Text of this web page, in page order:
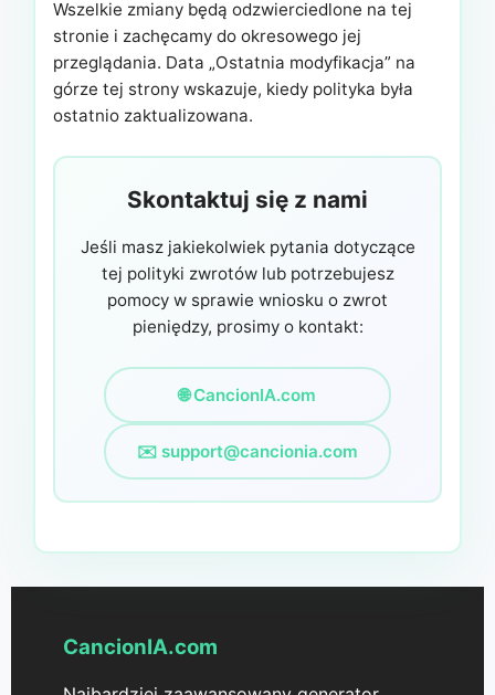
Wszelkie zmiany będą odzwierciedlone na tej
stronie i zachęcamy do okresowego jej
przeglądania. Data „Ostatnia modyfikacja” na
górze tej strony wskazuje, kiedy polityka była
ostatnio zaktualizowana.
Skontaktuj się z nami
Jeśli masz jakiekolwiek pytania dotyczące
tej polityki zwrotów lub potrzebujesz
pomocy w sprawie wniosku o zwrot
pieniędzy, prosimy o kontakt:
🌐 CancionIA.com
✉️ support@cancionia.com
CancionIA.com